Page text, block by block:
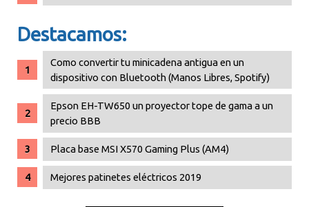
Destacamos:
Como convertir tu minicadena antigua en un
dispositivo con Bluetooth (Manos Libres, Spotify)
Epson EH-TW650 un proyector tope de gama a un
precio BBB
Placa base MSI X570 Gaming Plus (AM4)
Mejores patinetes eléctricos 2019